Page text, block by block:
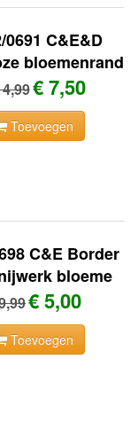
0691 C&E&D
bloemenrand
€ 7,50
Toevoegen
C&E Border
bloeme
€ 5,00
Toevoegen